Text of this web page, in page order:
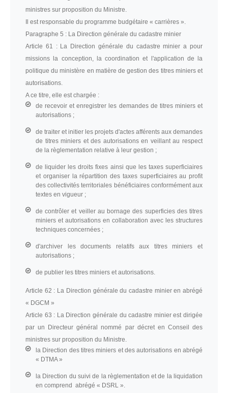
ministres sur proposition du Ministre.
Il est responsable du programme budgétaire « carrières ».
Paragraphe 5 : La Direction générale du cadastre minier
Article 61 : La Direction générale du cadastre minier a pour
missions la conception, la coordination et l'application de la
politique du ministère en matière de gestion des titres miniers et
autorisations.
A ce titre, elle est chargée :
de recevoir et enregistrer les demandes de titres miniers et
autorisations ;
de traiter et initier les projets d'actes afférents aux demandes
de titres miniers et des autorisations en veillant au respect
de la règlementation relative à leur gestion ;
de liquider les droits fixes ainsi que les taxes superficiaires
et organiser la répartition des taxes superficiaires au profit
des collectivités territoriales bénéficiaires conformément aux
textes en vigueur ;
de contrôler et veiller au bornage des superficies des titres
miniers et autorisations en collaboration avec les structures
techniques concernées ;
d'archiver les documents relatifs aux titres miniers et
autorisations ;
de publier les titres miniers et autorisations.
Article 62 : La Direction générale du cadastre minier en abrégé
« DGCM »
Article 63 : La Direction générale du cadastre minier est dirigée
par un Directeur général nommé par décret en Conseil des
ministres sur proposition du Ministre.
la Direction des titres miniers et des autorisations en abrégé
« DTMA »
la Direction du suivi de la règlementation et de la liquidation
en comprend abrégé « DSRL ».